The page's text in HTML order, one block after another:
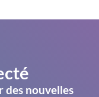
des nouvelles